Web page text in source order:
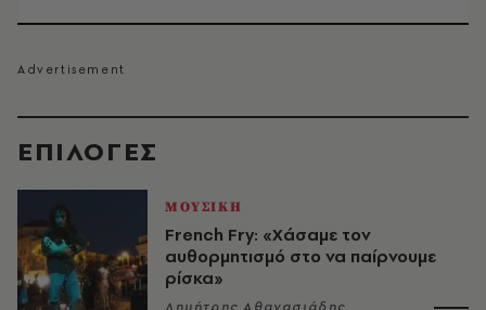
EΠΙΛΟΓΈΣ
ΜΟΥΣΙΚΗ
French Fry: «Χάσαμε τον
αυθορμητισμό στο να παίρνουμε
ρίσκα»